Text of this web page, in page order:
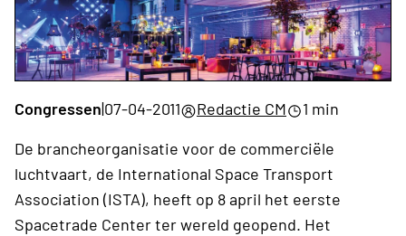
Congressen|07-04-2011 Redactie CM
1 min
De brancheorganisatie voor de commerciële
luchtvaart, de International Space Transport
Association (ISTA), heeft op 8 april het eerste
Spacetrade Center ter wereld geopend. Het